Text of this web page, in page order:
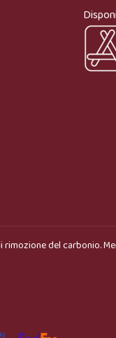
trovare il
del carbonio.